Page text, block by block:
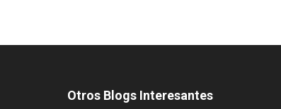
Otros Blogs Interesantes